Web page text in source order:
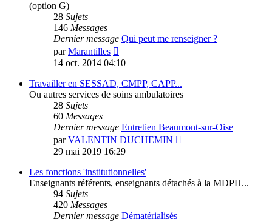
(option G)
28 Sujets
146 Messages
Dernier message Qui peut me renseigner ?
parMarantilles
le
message
14 oct. 2014 04:10
Travailler en SESSAD, CMPP, CAPP...
Ou autres services de soins ambulatoires
28 Sujets
60 Messages
Dernier message Entretien Beaumont-sur-Oise
parVALENTIN DUCHEMIN
29 mai 2019 16:29
Les fonctions 'institutionnelles'
Enseignants référents, enseignants détachés à la MDPH...
94 Sujets
420 Messages
Dernier message Dématérialisés